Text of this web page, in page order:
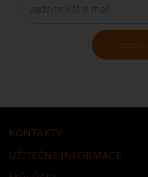
odeslat
KONTAKTY
UŽITEČNÉ INFORMACE